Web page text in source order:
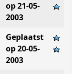
op 21-05-
2003
Geplaatst
op 20-05-
2003